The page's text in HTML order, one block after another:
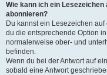
Wie kann ich ein
abonnieren?
Du kannst ein Lesezeichen
du die entsprechende Option
normalerweise ober- und
befinden.
Wenn du bei der Antwort auf
sobald eine Antwort